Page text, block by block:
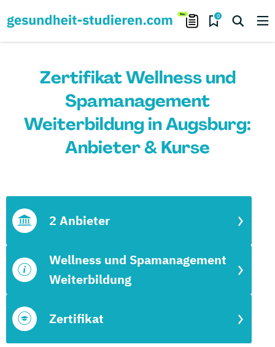
0
Zertifikat Wellness und
Spamanagement
Weiterbildung in Augsburg:
Anbieter & Kurse
Zertifikat
Wellness und Spamanagement
Weiterbildung
2 Anbieter